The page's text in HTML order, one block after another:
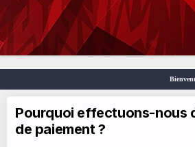
Pourquoi effectuons-nous
de paiement ?